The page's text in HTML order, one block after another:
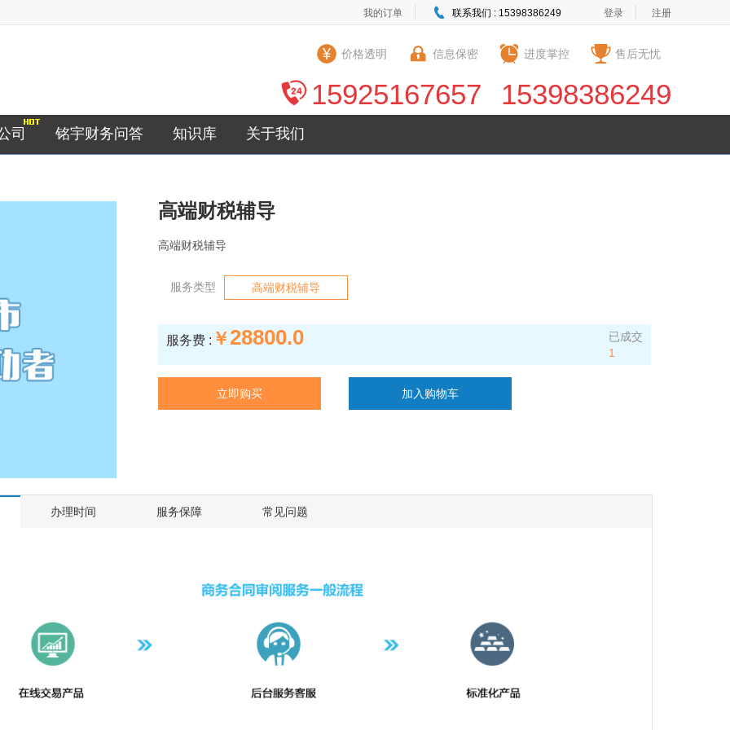
登录 注册
我的订单 联系我们 : 15398386249
价格透明 信息保密 进度掌控 售后无忧
15925167657 15398386249
司 铭宇财务问答 知识库 关于我们
高端财税辅导
高端财税辅导
服务类型 高端财税辅导
服务费 : ￥28800.0
已成交
1
立即购买 加入购物车
办理时间 服务保障 常见问题